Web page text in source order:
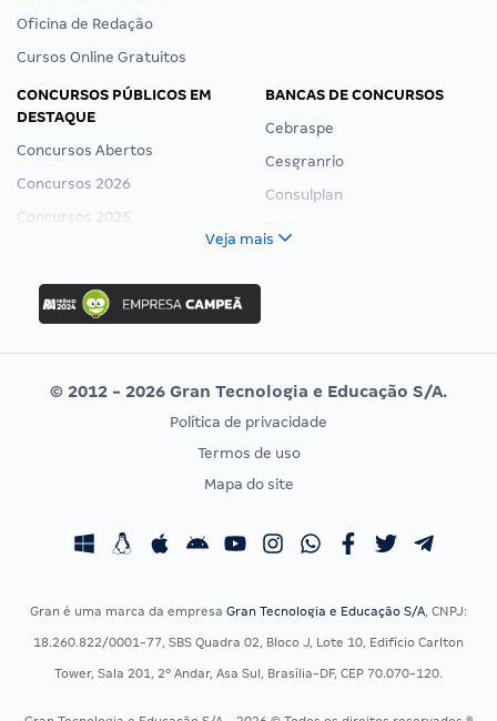
Oficina de Redação
Cursos Online Gratuitos
CONCURSOS PÚBLICOS EM
DESTAQUE
Concursos Abertos
Concursos 2026
Concursos 2025
Concurso Nacional Unificado
Concurso Ibama
Concurso MPU
Editais publicados
BANCAS DE CONCURSOS
Cebraspe
Cesgranrio
Consulplan
Vunesp
CONCURSOS POR PROFISSÃO
Concursos Fiscais
EXAME DE ORDEM
Calendário OAB
Veja mais
© 2012 - 2026 Gran Tecnologia e Educação S/A.
Política de privacidade
Termos de uso
Mapa do site
Gran é uma marca da empresa Gran Tecnologia e Educação S/A, CNPJ:
18.260.822/0001-77, SBS Quadra 02, Bloco J, Lote 10, Edifício Carlton
Tower, Sala 201, 2º Andar, Asa Sul, Brasília-DF, CEP 70.070-120.